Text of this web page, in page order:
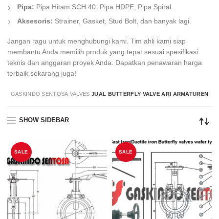
Pipa: Pipa Hitam SCH 40, Pipa HDPE, Pipa Spiral.
Aksesoris: Strainer, Gasket, Stud Bolt, dan banyak lagi.
Jangan ragu untuk menghubungi kami. Tim ahli kami siap
membantu Anda memilih produk yang tepat sesuai spesifikasi
teknis dan anggaran proyek Anda. Dapatkan penawaran harga
terbaik sekarang juga!
GASKINDO SENTOSA VALVES JUAL BUTTERFLY VALVE ARI ARMATUREN
SHOW SIDEBAR
SALE SALE